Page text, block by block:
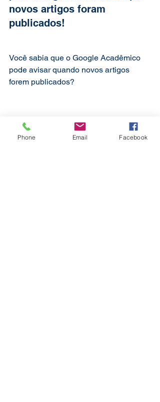
novos artigos foram
publicados!
Você sabia que o Google Acadêmico
pode avisar quando novos artigos
forem publicados?
Phone Email Facebook